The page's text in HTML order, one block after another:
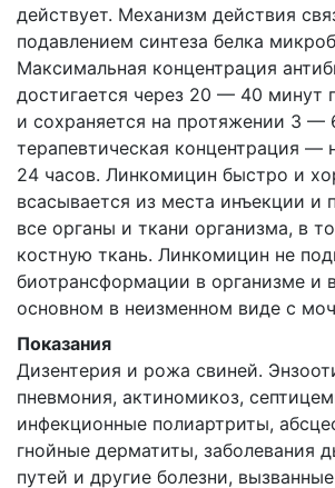
действует. Механизм действия
подавлением синтеза белка
Максимальная концентрация
достигается через 20 — 40 минут
и сохраняется на протяжении 3 —
терапевтическая концентрация —
24 часов. Линкомицин быстро и
всасывается из места инъекции и
все органы и ткани организма, в
костную ткань. Линкомицин не
биотрансформации в организме и
основном в неизменном виде с
Показания
Дизентерия и рожа свиней.
пневмония, актиномикоз,
инфекционные полиартриты,
гнойные дерматиты, заболевания
путей и другие болезни, вызванные